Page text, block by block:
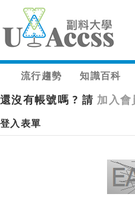
流行趨勢 知識百科
還沒有帳號嗎 ? 請 加入會
登入表單